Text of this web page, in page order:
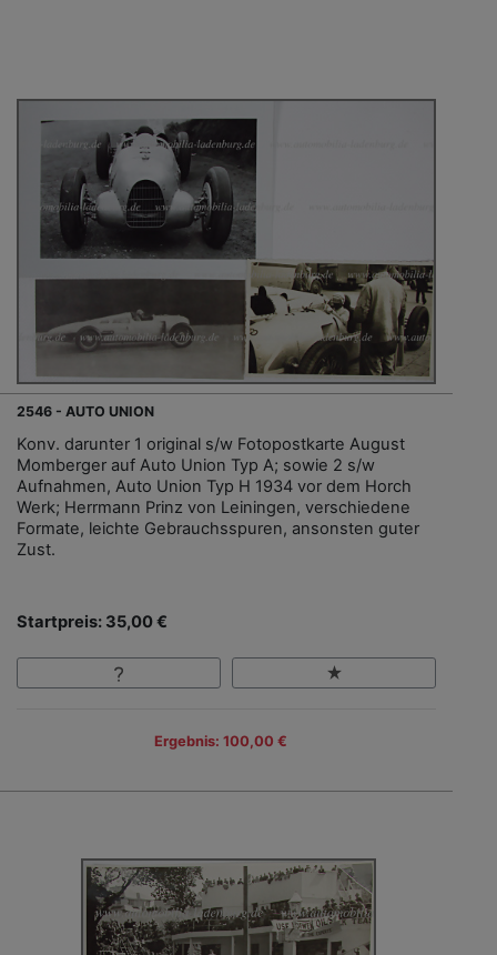
2546 - AUTO UNION
Konv. darunter 1 original s/w Fotopostkarte August
Momberger auf Auto Union Typ A; sowie 2 s/w
Aufnahmen, Auto Union Typ H 1934 vor dem Horch
Werk; Herrmann Prinz von Leiningen, verschiedene
Formate, leichte Gebrauchsspuren, ansonsten guter
Zust.
Startpreis: 35,00 €
Ergebnis: 100,00 €